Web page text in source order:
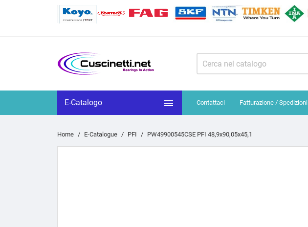
E-Catalogo  Contattaci Fatturazione / Spedizioni
Home E-Catalogue PFI PW49900545CSE PFI 48,9x90,05x45,1